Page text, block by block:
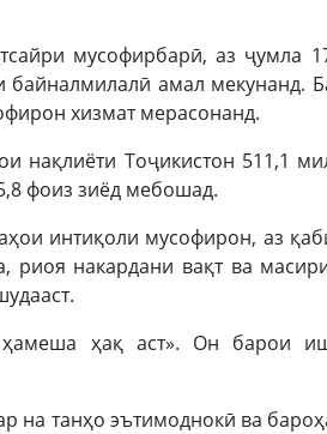
мусофирбарӣ, аз ҷумла
амал мекунанд.
хизмат мерасонанд.
нақлиёти Тоҷикистон 511,1
фоиз зиёд мебошад.
интиқоли мусофирон, аз
накардани вақт ва
ҳақ аст». Он барои
танҳо эътимоднокӣ ва